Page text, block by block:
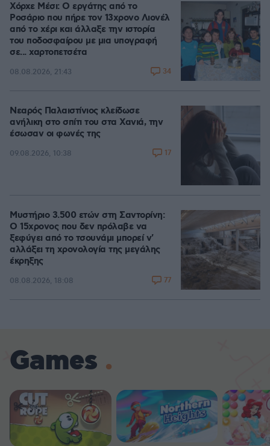
Χόρχε Μέσι: Ο εργάτης από το
Ροσάριο που πήρε τον 13χρονο Λιονέλ
από το χέρι και άλλαξε την ιστορία
του ποδοσφαίρου με μια υπογραφή
σε... χαρτοπετσέτα
08.08.2026, 21:43 34
Νεαρός Παλαιστίνιος κλείδωσε
ανήλικη στο σπίτι του στα Χανιά, την
έσωσαν οι φωνές της
09.08.2026, 10:38 17
Μυστήριο 3.500 ετών στη Σαντορίνη:
Ο 15χρονος που δεν πρόλαβε να
ξεφύγει από το τσουνάμι μπορεί ν'
αλλάξει τη χρονολογία της μεγάλης
έκρηξης
08.08.2026, 18:08 77
Games